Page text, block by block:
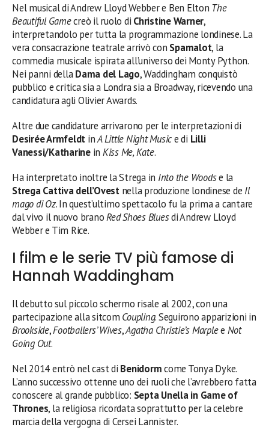
Nel musical di Andrew Lloyd Webber e Ben Elton The
Beautiful Gamecreò il ruolo di Christine Warner,
interpretandolo per tutta la programmazione londinese. La
vera consacrazione teatrale arrivò con Spamalot, la
commedia musicale ispirata all’universo dei Monty Python.
Nei panni dellaDama del Lago, Waddingham conquistò
pubblico e critica sia a Londra sia a Broadway, ricevendo una
candidatura agli Olivier Awards.
Altre due candidature arrivarono per le interpretazioni di
Desirée Armfeldt inA Little Night Musice di Lilli
Vanessi/Katharinein Kiss Me, Kate.
Ha interpretato inoltre la Strega in Into the Woodse la
Strega Cattiva dell’Ovestnella produzione londinese de Il
mago di Oz. In quest’ultimo spettacolo fu la prima a cantare
dal vivo il nuovo branoRed Shoes Bluesdi Andrew Lloyd
Webber e Tim Rice.
I film e le serie TV più famose di
Hannah Waddingham
Il debutto sul piccolo schermo risale al 2002, con una
partecipazione alla sitcom Coupling. Seguirono apparizioni in
Brookside,Footballers’ Wives,Agatha Christie’s Marplee Not
Going Out.
Nel 2014 entrò nel cast di Benidormcome Tonya Dyke.
L’anno successivo ottenne uno dei ruoli che l’avrebbero fatta
conoscere al grande pubblico: Septa Unella in Game of
Thrones, la religiosa ricordata soprattutto per la celebre
marcia della vergogna di Cersei Lannister.